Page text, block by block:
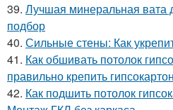
39. Лучшая минеральная вата
подбор
40. Сильные стены: Как
41. Как обшивать потолок
правильно крепить
42. Как подшить потолок